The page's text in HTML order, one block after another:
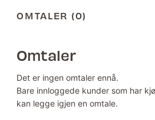
OMTALER (0)
Omtaler
Det er ingen omtaler ennå.
Bare innloggede kunder som har
kan legge igjen en omtale.